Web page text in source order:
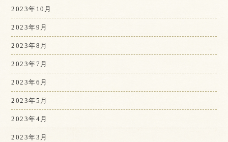
2023年10月
2023年9月
2023年8月
2023年7月
2023年6月
2023年5月
2023年4月
2023年3月